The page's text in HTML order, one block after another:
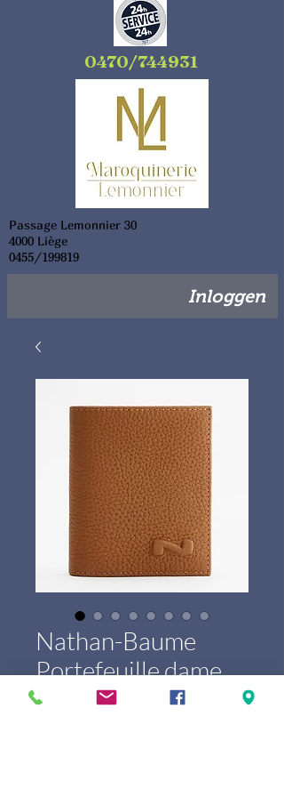
0470/744931
Passage Lemonnier 30
4000 Liège
0455/199819
Inloggen
Nathan-Baume
Portefeuille dame
100101N